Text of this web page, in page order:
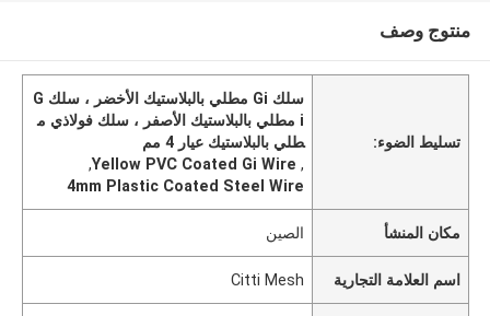
منتوج وصف
تسليط الضوء:
سلك Gi مطلي بالبلاستيك الأخضر ، سلك G
i مطلي بالبلاستيك الأصفر ، سلك فولاذي م
طلي بالبلاستيك عيار 4 مم
,
Yellow PVC Coated Gi Wire
,
4mm Plastic Coated Steel Wire
مكان المنشأ الصين
اسم العلامة التجارية Citti Mesh